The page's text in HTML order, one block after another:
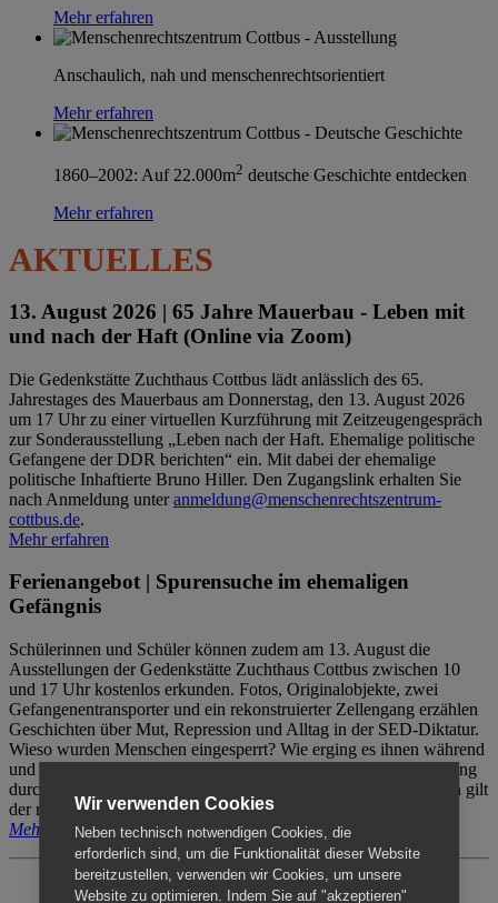
Mehr erfahren
Anschaulich, nah und menschenrechtsorientiert
Mehr erfahren
1860–2002: Auf 22.000m2 deutsche Geschichte entdecken
Mehr erfahren
AKTUELLES
13. August 2026 | 65 Jahre Mauerbau - Leben mit
und nach der Haft (Online via Zoom)
Die Gedenkstätte Zuchthaus Cottbus lädt anlässlich des 65.
Jahrestages des Mauerbaus am Donnerstag, den 13. August 2026
um 17 Uhr zu einer virtuellen Kurzführung mit Zeitzeugengespräch
zur Sonderausstellung „Leben nach der Haft. Ehemalige politische
Gefangene der DDR berichten“ ein. Mit dabei der ehemalige
politische Inhaftierte Bruno Hiller. Den Zugangslink erhalten Sie
nach Anmeldung unteranmeldung@menschenrechtszentrum-
cottbus.de.
Mehr erfahren
Ferienangebot | Spurensuche im ehemaligen
Gefängnis
Schülerinnen und Schüler können zudem am 13. August die
Ausstellungen der Gedenkstätte Zuchthaus Cottbus zwischen 10
und 17 Uhr kostenlos erkunden. Fotos, Originalobjekte, zwei
Gefangenentransporter und ein rekonstruierter Zellengang erzählen
Geschichten über Mut, Repression und Alltag in der SED-Diktatur.
Wieso wurden Menschen eingesperrt? Wie erging es ihnen während
und nach der Haft? Der Besuch erfolgt individuell ohne Betreuung
durch das Menschenrechtszentrum Cottbus. Für Begleitpersonen gilt
der reguläre Eintritt (8€ / ermäßigt 5€).
Mehr erfahren
Wir verwenden Cookies
Neben technisch notwendigen Cookies, die
erforderlich sind, um die Funktionalität dieser Website
bereitzustellen, verwenden wir Cookies, um unsere
Website zu optimieren. Indem Sie auf "akzeptieren"